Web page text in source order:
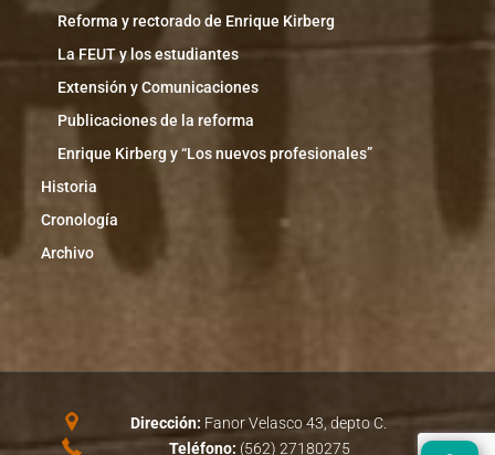
Reforma y rectorado de Enrique Kirberg
La FEUT y los estudiantes
Extensión y Comunicaciones
Publicaciones de la reforma
Enrique Kirberg y “Los nuevos profesionales”
Historia
Cronología
Archivo
Dirección: Fanor Velasco 43, depto C.
Teléfono: (562) 27180275